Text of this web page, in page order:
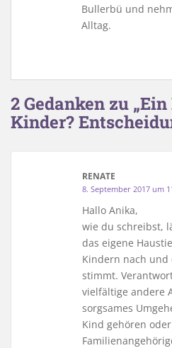
Bullerbü und
Alltag.
2 Gedanken zu
Kinder?
RENATE
8. September 2017 um
Hallo Anika,
wie du schreibst,
das eigene
Kindern nach und
stimmt.
vielfältige andere
sorgsames
Kind gehören